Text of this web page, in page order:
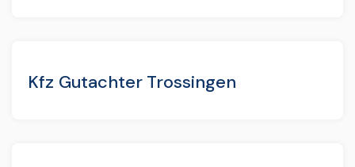
Kfz Gutachter Trossingen